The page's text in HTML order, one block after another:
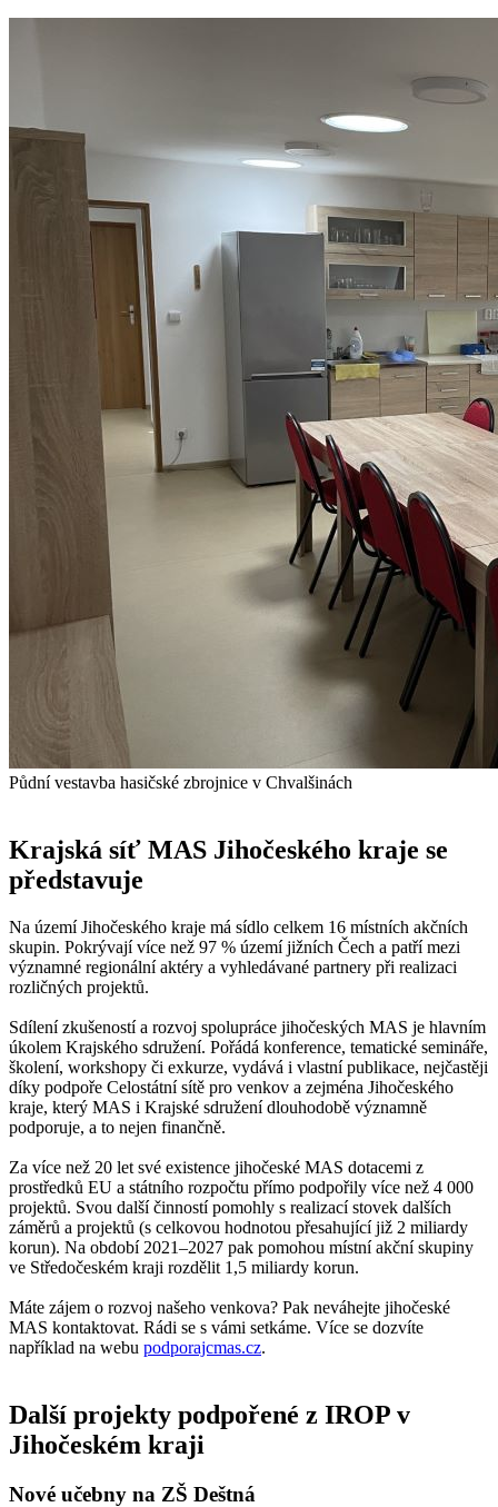
Půdní vestavba hasičské zbrojnice v Chvalšinách
Krajská síť MAS Jihočeského kraje se
představuje
Na území Jihočeského kraje má sídlo celkem 16 místních akčních
skupin. Pokrývají více než 97 % území jižních Čech a patří mezi
významné regionální aktéry a vyhledávané partnery při realizaci
rozličných projektů.
Sdílení zkušeností a rozvoj spolupráce jihočeských MAS je hlavním
úkolem Krajského sdružení. Pořádá konference, tematické semináře,
školení, workshopy či exkurze, vydává i vlastní publikace, nejčastěji
díky podpoře Celostátní sítě pro venkov a zejména Jihočeského
kraje, který MAS i Krajské sdružení dlouhodobě významně
podporuje, a to nejen finančně.
Za více než 20 let své existence jihočeské MAS dotacemi z
prostředků EU a státního rozpočtu přímo podpořily více než 4 000
projektů. Svou další činností pomohly s realizací stovek dalších
záměrů a projektů (s celkovou hodnotou přesahující již 2 miliardy
korun). Na období 2021–2027 pak pomohou místní akční skupiny
ve Středočeském kraji rozdělit 1,5 miliardy korun.
Máte zájem o rozvoj našeho venkova? Pak neváhejte jihočeské
MAS kontaktovat. Rádi se s vámi setkáme. Více se dozvíte
například na webu podporajcmas.cz.
Další projekty podpořené z IROP v
Jihočeském kraji
Nové učebny na ZŠ Deštná